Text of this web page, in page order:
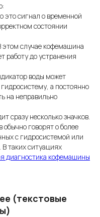
это сигнал о временной
состоянии
этом случае кофемашина
работу до устранения
воды может
а постоянно
на неправильно
сразу несколько значков.
говорят о более
с гидросистемой или
таких ситуациях
диагностика кофемашины
(текстовые